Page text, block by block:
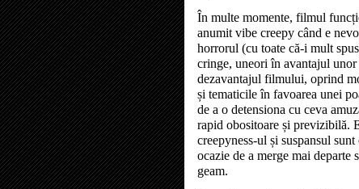
În multe momente, filmul
anumit vibe creepy când e
horrorul (cu toate că-i mult
cringe, uneori în avantajul
dezavantajul filmului, oprind
și tematicile în favoarea unei
de a o detensiona cu ceva
rapid obositoare și previzibilă.
creepyness-ul și suspansul
ocazie de a merge mai departe
geam.